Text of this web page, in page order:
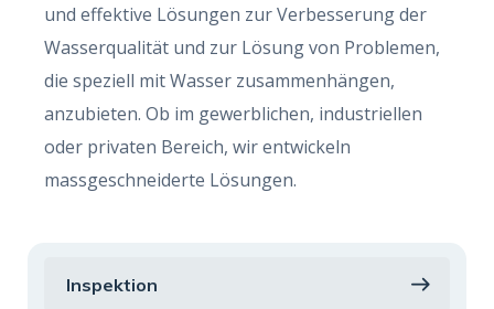
und effektive Lösungen zur Verbesserung der
Wasserqualität und zur Lösung von Problemen,
die speziell mit Wasser zusammenhängen,
anzubieten. Ob im gewerblichen, industriellen
oder privaten Bereich, wir entwickeln
massgeschneiderte Lösungen.
Inspektion